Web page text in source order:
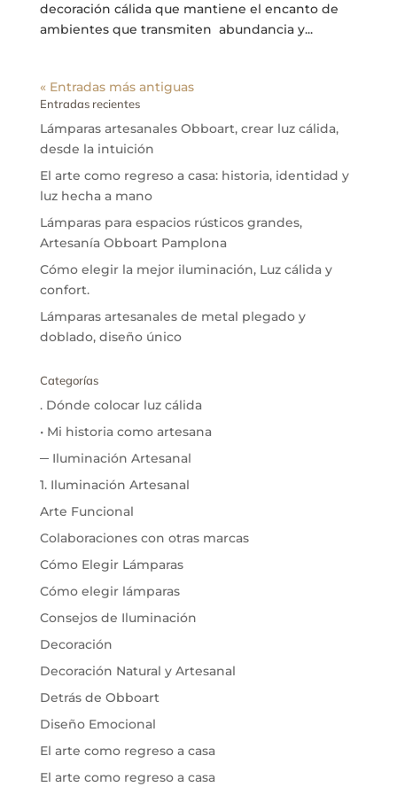
decoración cálida que mantiene el encanto de
ambientes que transmiten abundancia y...
« Entradas más antiguas
Entradas recientes
Lámparas artesanales Obboart, crear luz cálida,
desde la intuición
El arte como regreso a casa: historia, identidad y
luz hecha a mano
Lámparas para espacios rústicos grandes,
Artesanía Obboart Pamplona
Cómo elegir la mejor iluminación, Luz cálida y
confort.
Lámparas artesanales de metal plegado y
doblado, diseño único
Categorías
. Dónde colocar luz cálida
• Mi historia como artesana
─ Iluminación Artesanal
1. Iluminación Artesanal
Arte Funcional
Colaboraciones con otras marcas
Cómo Elegir Lámparas
Cómo elegir lámparas
Consejos de Iluminación
Decoración
Decoración Natural y Artesanal
Detrás de Obboart
Diseño Emocional
El arte como regreso a casa
El arte como regreso a casa